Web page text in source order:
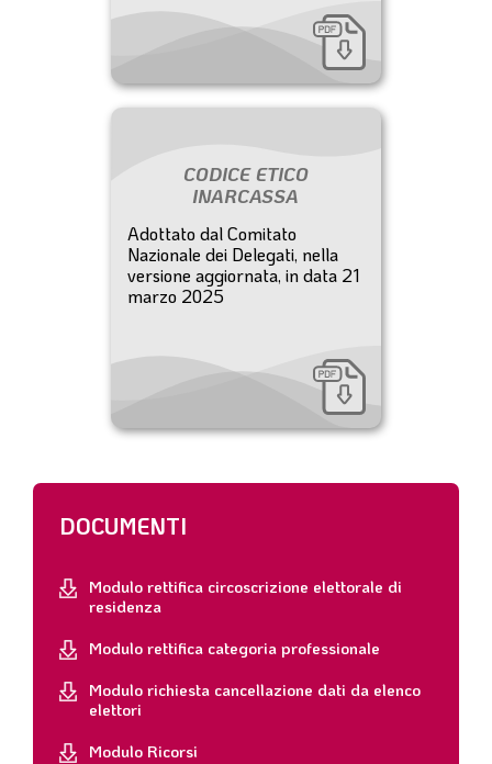
CODICE ETICO
INARCASSA
Adottato dal Comitato
Nazionale dei Delegati, nella
versione aggiornata, in data 21
marzo 2025
DOCUMENTI
Modulo rettifica circoscrizione elettorale di
residenza
Modulo rettifica categoria professionale
Modulo richiesta cancellazione dati da elenco
elettori
Modulo Ricorsi